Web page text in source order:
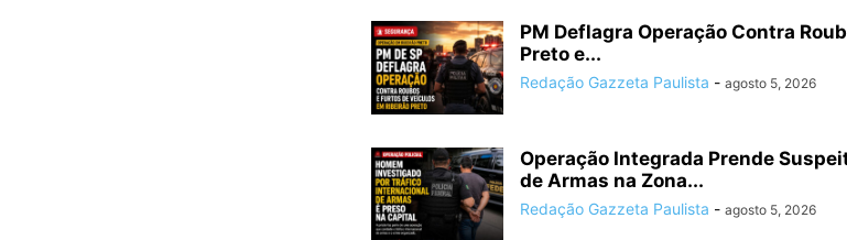
PM Deflagra Operação Contra
Preto e...
Redação Gazzeta Paulista - agosto 5, 2026
Operação Integrada Prende
de Armas na Zona...
Redação Gazzeta Paulista - agosto 5, 2026